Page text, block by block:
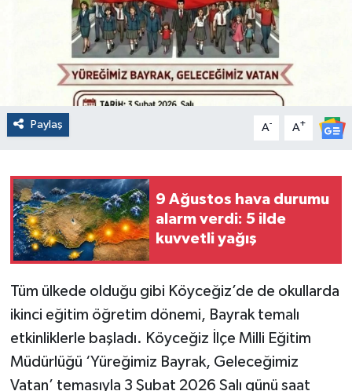
Paylaş A- A+
9 Ağustos hava durumu
alarm verdi: 5 ilde
kuvvetli yağış
Tüm ülkede olduğu gibi Köyceğiz’de de okullarda
ikinci eğitim öğretim dönemi, Bayrak temalı
etkinliklerle başladı. Köyceğiz İlçe Milli Eğitim
Müdürlüğü ‘Yüreğimiz Bayrak, Geleceğimiz
Vatan’ temasıyla 3 Şubat 2026 Salı günü saat